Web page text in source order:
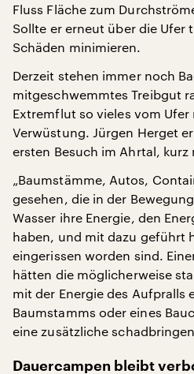
Fluss Fläche zum
Sollte er erneut über die Ufer
Schäden minimieren.
Derzeit stehen immer noch
mitgeschwemmtes Treibgut
Extremflut so vieles vom
Verwüstung. Jürgen Herget
ersten Besuch im Ahrtal, kurz
„Baumstämme, Autos,
gesehen, die in der
Wasser ihre Energie, den
haben, und mit dazu geführt
eingerissen worden sind.
hätten die möglicherweise
mit der Energie des Aufpralls
Baumstamms oder eines
eine zusätzliche
Dauercampen bleibt